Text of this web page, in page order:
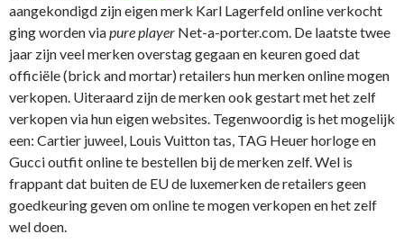
aangekondigd zijn eigen merk Karl Lagerfeld online verkocht
ging worden viapure player Net-a-porter.com. De laatste twee
jaar zijn veel merken overstag gegaan en keuren goed dat
officiële (brick and mortar) retailers hun merken online mogen
verkopen. Uiteraard zijn de merken ook gestart met het zelf
verkopen via hun eigen websites. Tegenwoordig is het mogelijk
een: Cartier juweel, Louis Vuitton tas, TAG Heuer horloge en
Gucci outfit online te bestellen bij de merken zelf. Wel is
frappant dat buiten de EU de luxemerken de retailers geen
goedkeuring geven om online te mogen verkopen en het zelf
wel doen.